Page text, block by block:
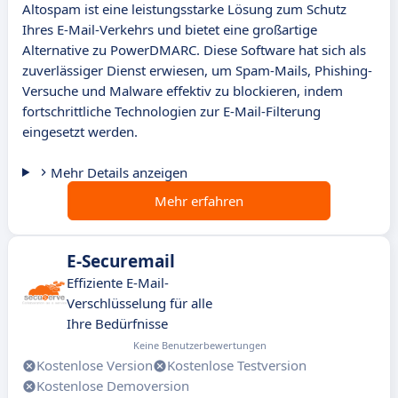
Altospam ist eine leistungsstarke Lösung zum Schutz
Ihres E-Mail-Verkehrs und bietet eine großartige
Alternative zu PowerDMARC. Diese Software hat sich als
zuverlässiger Dienst erwiesen, um Spam-Mails, Phishing-
Versuche und Malware effektiv zu blockieren, indem
fortschrittliche Technologien zur E-Mail-Filterung
eingesetzt werden.
Mehr Details anzeigen
Mehr erfahren
E-Securemail
Effiziente E-Mail-
Verschlüsselung für alle
Ihre Bedürfnisse
Keine Benutzerbewertungen
Kostenlose Version
Kostenlose Testversion
Kostenlose Demoversion